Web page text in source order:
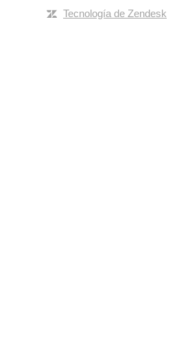
Tecnología de Zendesk